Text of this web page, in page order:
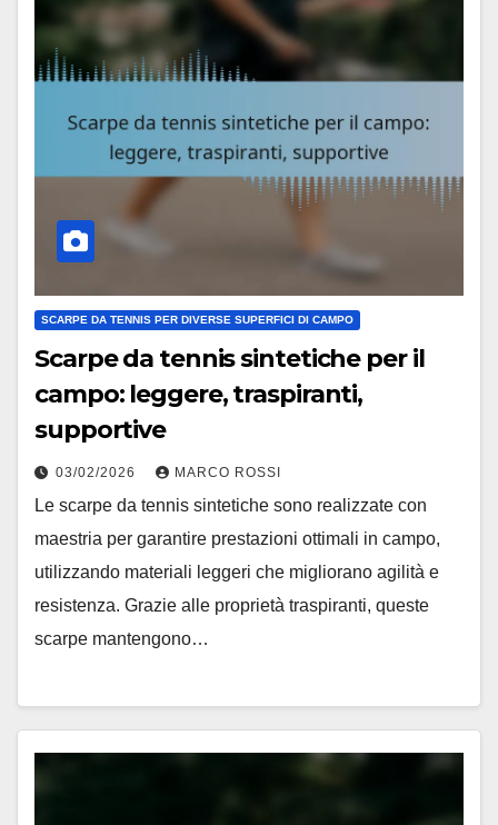
SCARPE DA TENNIS PER DIVERSE SUPERFICI DI CAMPO
Scarpe da tennis sintetiche per il
campo: leggere, traspiranti,
supportive
03/02/2026 MARCO ROSSI
Le scarpe da tennis sintetiche sono realizzate con
maestria per garantire prestazioni ottimali in campo,
utilizzando materiali leggeri che migliorano agilità e
resistenza. Grazie alle proprietà traspiranti, queste
scarpe mantengono…